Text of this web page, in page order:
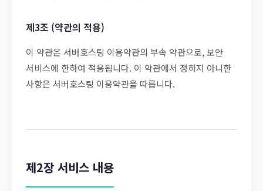
제3조 (약관의 적용)
이 약관은 서버호스팅 이용약관의 부속 약관으로, 보안
서비스에 한하여 적용됩니다. 이 약관에서 정하지 아니한
사항은 서버호스팅 이용약관을 따릅니다.
제2장 서비스 내용